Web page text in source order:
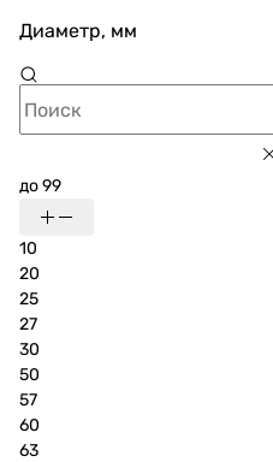
Диаметр, мм
до 99
10
20
25
27
30
50
57
60
63